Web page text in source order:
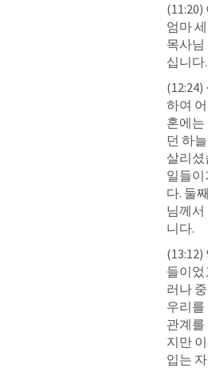
엄마
목사님
십니다.
하여
혼에는
던 하
살리셨
일들이
다. 둘
님께서
니다.
들이었
러나
우리를
관계를
지만
입는